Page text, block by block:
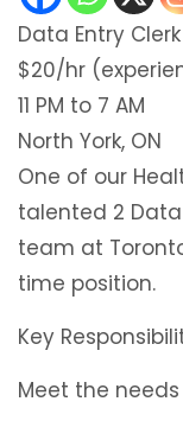
Data Entry
$20/hr
11 PM to 7 AM
North York, ON
One of our
talented 2
team at
time position.
Key
Meet the